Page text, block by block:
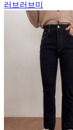
러브러브미